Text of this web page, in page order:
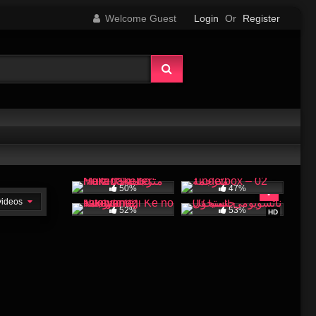
Welcome Guest Login Or Register
50% 47%
52% HD
53%